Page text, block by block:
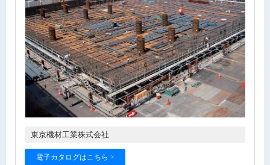
東京機材工業株式会社
電子カタログはこちら >